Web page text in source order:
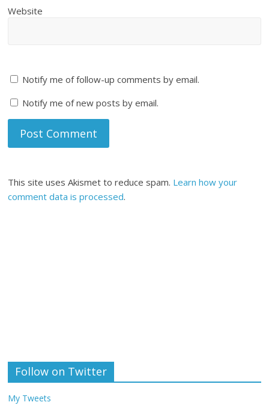
Website
Notify me of follow-up comments by email.
Notify me of new posts by email.
This site uses Akismet to reduce spam. Learn how your
comment data is processed.
Follow on Twitter
My Tweets